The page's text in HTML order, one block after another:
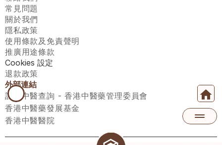
常見問題
關於我們
隱私政策
使用條款及免責聲明
推廣用途條款
Cookies 設定
退款政策
外部連結
註冊中醫查詢 - 香港中醫藥管理委員會
香港中醫藥發展基金
香港中醫醫院